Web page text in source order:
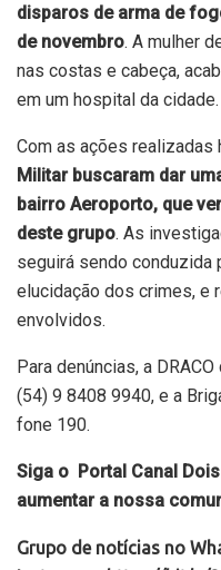
disparos de arma de
de novembro. A mulher
nas costas e cabeça,
em um hospital da cidade.
Com as ações realizadas
Militar buscaram dar
bairro Aeroporto, que
deste grupo. As
seguirá sendo conduzida
elucidação dos crimes, e
envolvidos.
Para denúncias, a
(54) 9 8408 9940, e a
fone 190.
Siga o Portal Canal
aumentar a nossa
Grupo de notícias no